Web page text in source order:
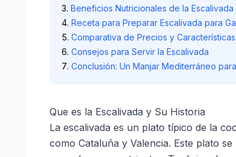
Beneficios Nutricionales de la Escalivada
Receta para Preparar Escalivada para
Comparativa de Precios y
Consejos para Servir la Escalivada
Conclusión: Un Manjar Mediterráneo
Que es la Escalivada y Su Historia
La escalivada es un plato típico de la
como Cataluña y Valencia. Este plato